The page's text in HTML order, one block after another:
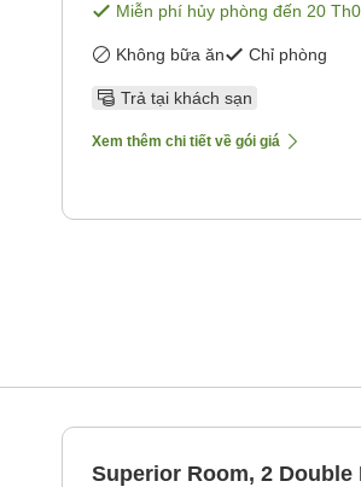
Miễn phí hủy phòng đến 20
Không bữa ăn Chỉ phòng
Trả tại khách sạn
Xem thêm chi tiết về gói giá
Superior Room, 2